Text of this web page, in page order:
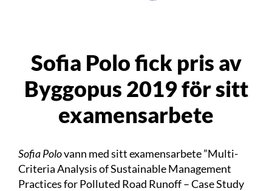
Sofia Polo fick pris av
Byggopus 2019 för sitt
examensarbete
Sofia Polovann med sitt examensarbete ”Multi-
Criteria Analysis of Sustainable Management
Practices for Polluted Road Runoff – Case Study